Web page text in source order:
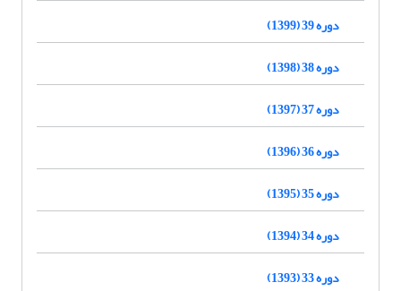
دوره 39 (1399)
دوره 38 (1398)
دوره 37 (1397)
دوره 36 (1396)
دوره 35 (1395)
دوره 34 (1394)
دوره 33 (1393)